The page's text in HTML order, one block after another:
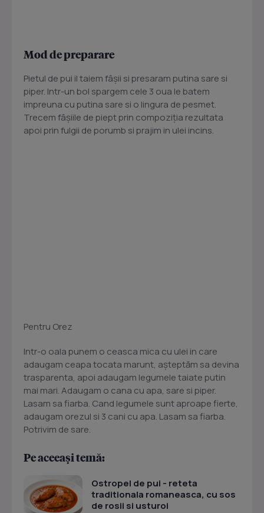
Mod de preparare
Pietul de pui il taiem fâșii si presaram putina sare si
piper. Intr-un bol spargem cele 3 oua le batem
impreuna cu putina sare si o lingura de pesmet.
Trecem fâșiile de piept prin compoziția rezultata
apoi prin fulgii de porumb si prajim in ulei incins.
Pentru Orez
Intr-o oala punem o ceasca mica cu ulei in care
adaugam ceapa tocata marunt, așteptăm sa devina
trasparenta, apoi adaugam legumele taiate putin
mai mari. Adaugam o cana cu apa, sare si piper.
Lasam sa fiarba. Cand legumele sunt aproape fierte,
adaugam orezul si 3 cani cu apa. Lasam sa fiarba.
Potrivim de sare.
Pe aceeași temă:
Ostropel de pui - reteta
traditionala romaneasca, cu sos
de rosii si usturoi